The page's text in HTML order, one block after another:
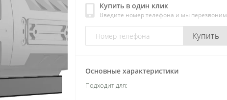
Купить в один клик
Введите номер телефона и мы перезвоним
Купить
Основные характеристики
Подходит для: